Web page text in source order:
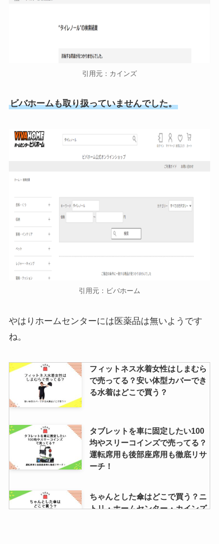
引用元：カインズ
ビバホームも取り扱っていませんでした。
引用元：ビバホーム
やはりホームセンターには医薬品は無いようです
ね。
フィットネス水着女性はしまむら
で売ってる？安い体型カバーでき
る水着はどこで買う？
タブレットを車に固定したい100
均やスリーコインズで売ってる？
運転席用も後部座席用も徹底リサ
ーチ！
ちゃんとした傘はどこで買う？ニ
トリ・ホームセンター・カインズ